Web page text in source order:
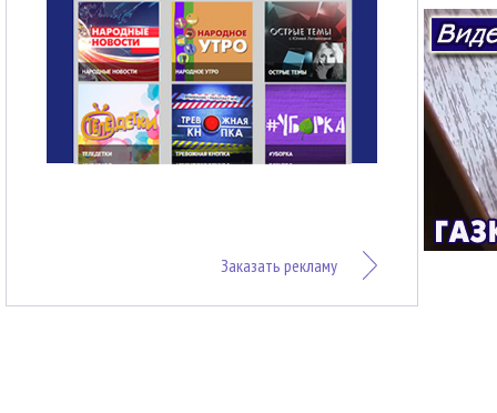
Заказать рекламу